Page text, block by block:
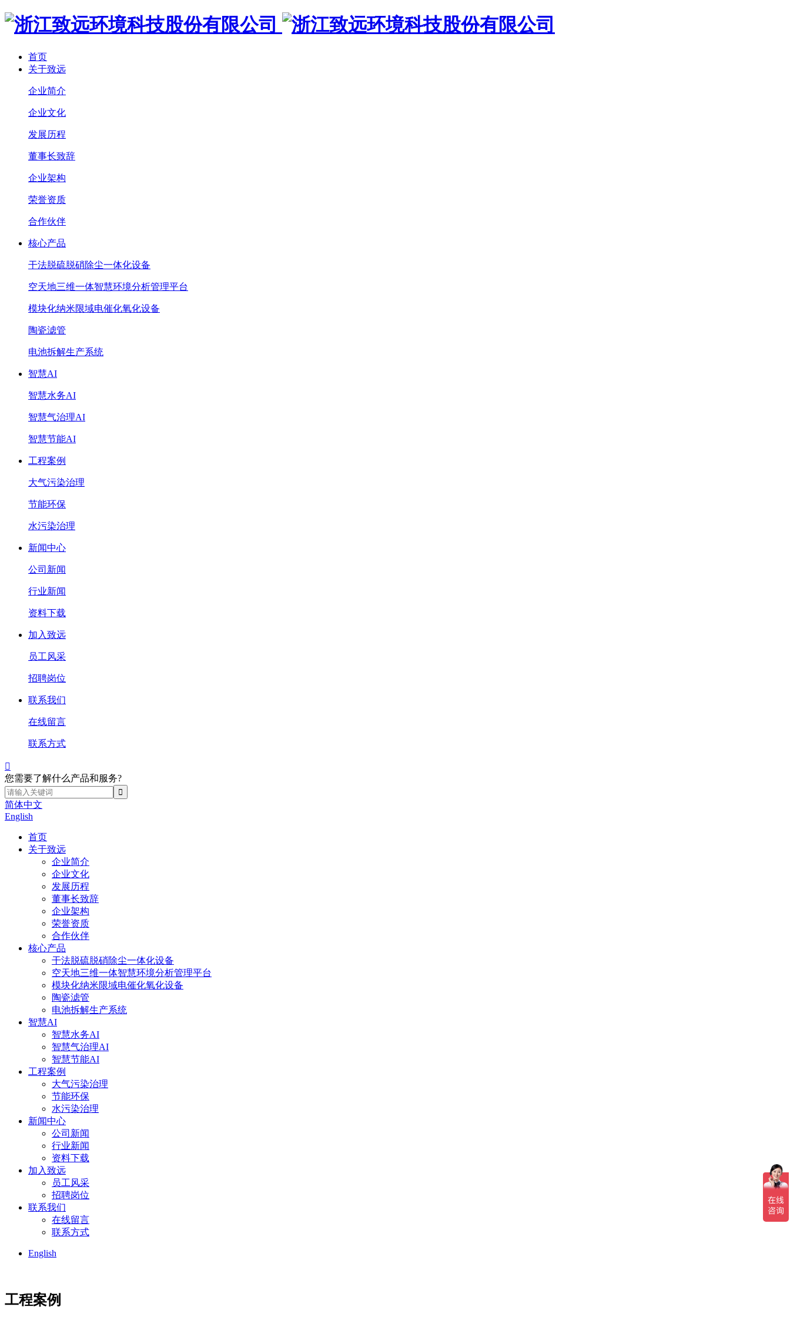
首页
关于致远
企业简介
企业文化
发展历程
董事长致辞
企业架构
荣誉资质
合作伙伴
核心产品
干法脱硫脱硝除尘一体化设备
空天地三维一体智慧环境分析管理平台
模块化纳米限域电催化氧化设备
陶瓷滤管
电池拆解生产系统
智慧AI
智慧水务AI
智慧气治理AI
智慧节能AI
工程案例
大气污染治理
节能环保
水污染治理
新闻中心
公司新闻
行业新闻
资料下载
加入致远
员工风采
招聘岗位
联系我们
在线留言
联系方式

您需要了解什么产品和服务?
简体中文
English
首页
关于致远
企业简介
企业文化
发展历程
董事长致辞
企业架构
荣誉资质
合作伙伴
核心产品
干法脱硫脱硝除尘一体化设备
空天地三维一体智慧环境分析管理平台
模块化纳米限域电催化氧化设备
陶瓷滤管
电池拆解生产系统
智慧AI
智慧水务AI
智慧气治理AI
智慧节能AI
工程案例
大气污染治理
节能环保
水污染治理
新闻中心
公司新闻
行业新闻
资料下载
加入致远
员工风采
招聘岗位
联系我们
在线留言
联系方式
English
工程案例